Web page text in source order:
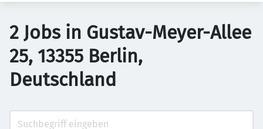
2 Jobs in Gustav-Meyer-Allee
25, 13355 Berlin,
Deutschland